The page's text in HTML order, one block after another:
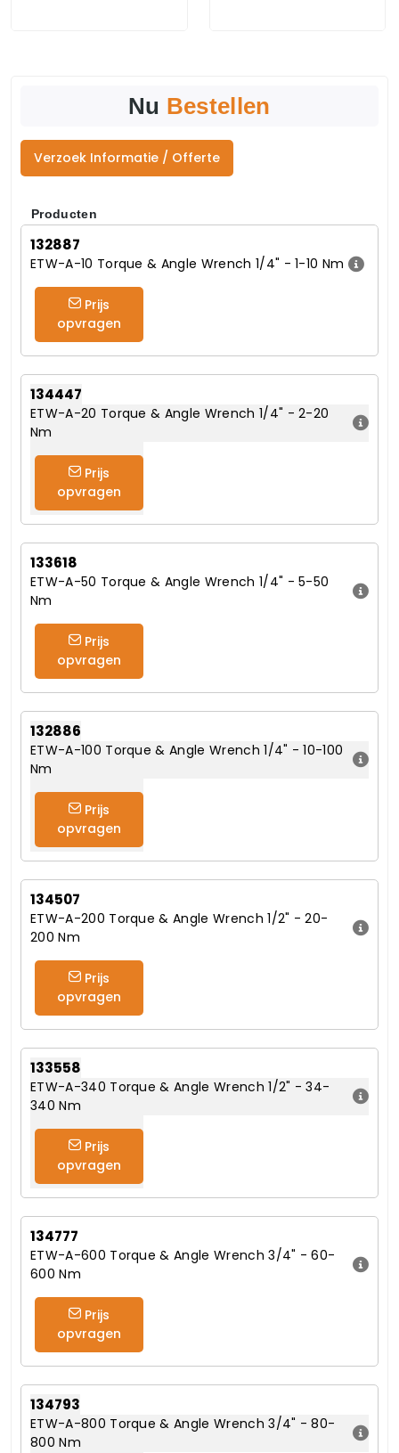
Nu Bestellen
Verzoek Informatie / Offerte
Producten
132887
ETW-A-10 Torque & Angle Wrench 1/4" - 1-10 Nm
Prijs
opvragen
134447
ETW-A-20 Torque & Angle Wrench 1/4" - 2-20
Nm
Prijs
opvragen
133618
ETW-A-50 Torque & Angle Wrench 1/4" - 5-50
Nm
Prijs
opvragen
132886
ETW-A-100 Torque & Angle Wrench 1/4" - 10-100
Nm
Prijs
opvragen
134507
ETW-A-200 Torque & Angle Wrench 1/2" - 20-
200 Nm
Prijs
opvragen
133558
ETW-A-340 Torque & Angle Wrench 1/2" - 34-
340 Nm
Prijs
opvragen
134777
ETW-A-600 Torque & Angle Wrench 3/4" - 60-
600 Nm
Prijs
opvragen
134793
ETW-A-800 Torque & Angle Wrench 3/4" - 80-
800 Nm